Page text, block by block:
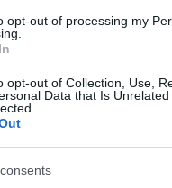
opt-out of processing my
opt-out of Collection, Use,
Data that Is
digital hacia
del vertiginoso
y herramientas ha
el
es una ciencia